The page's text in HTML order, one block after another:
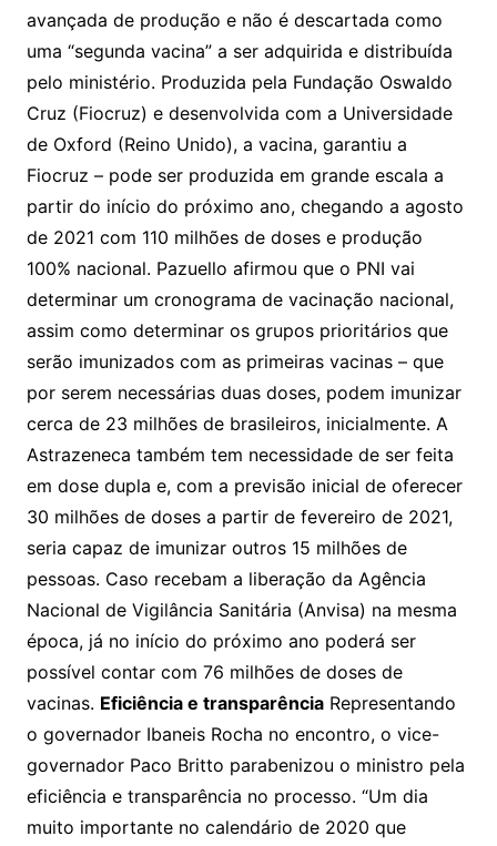
avançada de produção e não é descartada como
uma “segunda vacina” a ser adquirida e distribuída
pelo ministério. Produzida pela Fundação Oswaldo
Cruz (Fiocruz) e desenvolvida com a Universidade
de Oxford (Reino Unido), a vacina, garantiu a
Fiocruz – pode ser produzida em grande escala a
partir do início do próximo ano, chegando a agosto
de 2021 com 110 milhões de doses e produção
100% nacional. Pazuello afirmou que o PNI vai
determinar um cronograma de vacinação nacional,
assim como determinar os grupos prioritários que
serão imunizados com as primeiras vacinas – que
por serem necessárias duas doses, podem imunizar
cerca de 23 milhões de brasileiros, inicialmente. A
Astrazeneca também tem necessidade de ser feita
em dose dupla e, com a previsão inicial de oferecer
30 milhões de doses a partir de fevereiro de 2021,
seria capaz de imunizar outros 15 milhões de
pessoas. Caso recebam a liberação da Agência
Nacional de Vigilância Sanitária (Anvisa) na mesma
época, já no início do próximo ano poderá ser
possível contar com 76 milhões de doses de
vacinas. Eficiência e transparênciaRepresentando
o governador Ibaneis Rocha no encontro, o vice-
governador Paco Britto parabenizou o ministro pela
eficiência e transparência no processo. “Um dia
muito importante no calendário de 2020 que